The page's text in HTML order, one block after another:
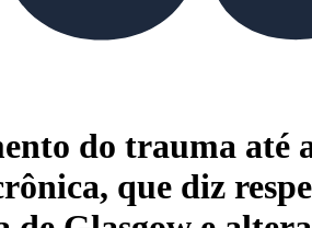
do trauma até
que diz